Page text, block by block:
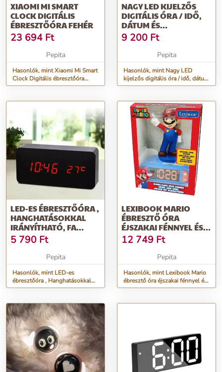
XIAOMI MI SMART
CLOCK DIGITÁLIS
ÉBRESZTŐÓRA FEHÉR
23 694 Ft
Pepita
Hasonlók, mint Xiaomi Mi Smart
Clock Digitális ébresztőóra
Fehér
NAGY LED KIJELZŐS
DIGITÁLIS ÓRA / IDŐ,
DÁTUM ÉS
HŐMÉRSÉKLET
KIJELZÉS
9 200 Ft
Pepita
Hasonlók, mint Nagy LED
kijelzős digitális óra / idő, dátum
és hőmérséklet kijelzés
LED-ES ÉBRESZTŐÓRA ,
HANGHATÁSOKKAL
IRÁNYÍTHATÓ, FA
BORÍTÁSÚ
5 790 Ft
Pepita
Hasonlók, mint LED-es
ébresztőóra , Hanghatásokkal
irányítható, Fa borítású
LEXIBOOK MARIO
ÉBRESZTŐ ÓRA
ÉJSZAKAI FÉNNYEL ÉS
HANGEFFEKTEKKEL
12 749 Ft
Pepita
Hasonlók, mint Lexibook Mario
ébresztő óra éjszakai fénnyel és
hangeffektekkel